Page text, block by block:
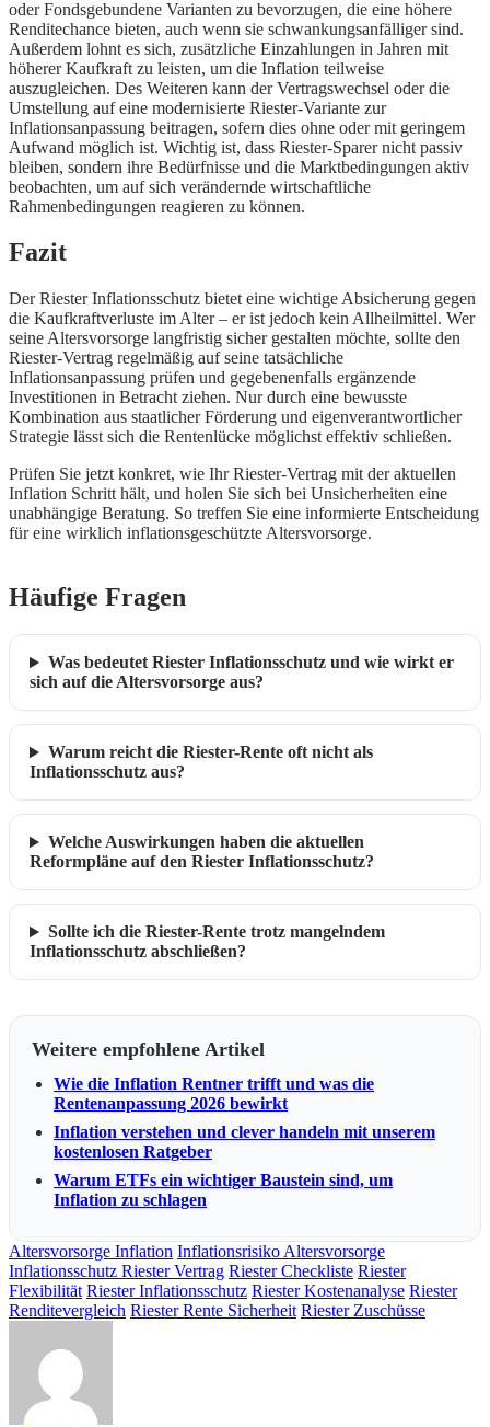
oder Fondsgebundene Varianten zu bevorzugen, die eine höhere
Renditechance bieten, auch wenn sie schwankungsanfälliger sind.
Außerdem lohnt es sich, zusätzliche Einzahlungen in Jahren mit
höherer Kaufkraft zu leisten, um die Inflation teilweise
auszugleichen. Des Weiteren kann der Vertragswechsel oder die
Umstellung auf eine modernisierte Riester-Variante zur
Inflationsanpassung beitragen, sofern dies ohne oder mit geringem
Aufwand möglich ist. Wichtig ist, dass Riester-Sparer nicht passiv
bleiben, sondern ihre Bedürfnisse und die Marktbedingungen aktiv
beobachten, um auf sich verändernde wirtschaftliche
Rahmenbedingungen reagieren zu können.
Fazit
Der Riester Inflationsschutz bietet eine wichtige Absicherung gegen
die Kaufkraftverluste im Alter – er ist jedoch kein Allheilmittel. Wer
seine Altersvorsorge langfristig sicher gestalten möchte, sollte den
Riester-Vertrag regelmäßig auf seine tatsächliche
Inflationsanpassung prüfen und gegebenenfalls ergänzende
Investitionen in Betracht ziehen. Nur durch eine bewusste
Kombination aus staatlicher Förderung und eigenverantwortlicher
Strategie lässt sich die Rentenlücke möglichst effektiv schließen.
Prüfen Sie jetzt konkret, wie Ihr Riester-Vertrag mit der aktuellen
Inflation Schritt hält, und holen Sie sich bei Unsicherheiten eine
unabhängige Beratung. So treffen Sie eine informierte Entscheidung
für eine wirklich inflationsgeschützte Altersvorsorge.
Häufige Fragen
Was bedeutet Riester Inflationsschutz und wie wirkt er
sich auf die Altersvorsorge aus?
Warum reicht die Riester-Rente oft nicht als
Inflationsschutz aus?
Welche Auswirkungen haben die aktuellen
Reformpläne auf den Riester Inflationsschutz?
Sollte ich die Riester-Rente trotz mangelndem
Inflationsschutz abschließen?
Weitere empfohlene Artikel
Wie die Inflation Rentner trifft und was die
Rentenanpassung 2026 bewirkt
Inflation verstehen und clever handeln mit unserem
kostenlosen Ratgeber
Warum ETFs ein wichtiger Baustein sind, um
Inflation zu schlagen
Altersvorsorge Inflation Inflationsrisiko Altersvorsorge
Inflationsschutz Riester Vertrag Riester Checkliste Riester
Flexibilität Riester Inflationsschutz Riester Kostenanalyse Riester
Renditevergleich Riester Rente Sicherheit Riester Zuschüsse